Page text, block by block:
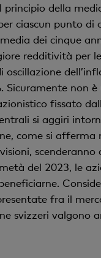
principio della
ciascun punto di
dei cinque
redditività per
oscillazione
Sicuramente non è
fissato
si aggiri
come si afferma
del 2023, le
fra il
svizzeri valgono